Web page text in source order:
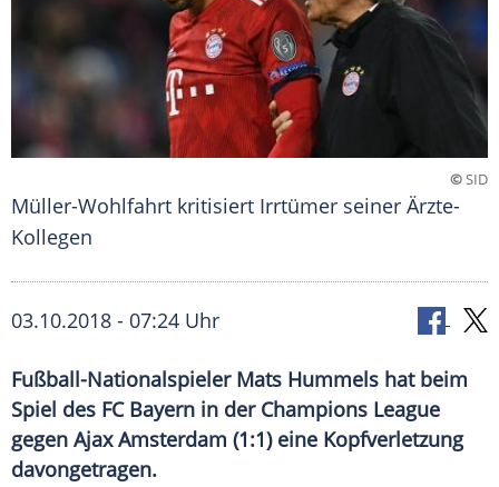
©SID
Müller-Wohlfahrt kritisiert Irrtümer seiner Ärzte-
Kollegen
03.10.2018 - 07:24 Uhr
Fußball-Nationalspieler Mats Hummels hat beim
Spiel des FC Bayern in der Champions League
gegen Ajax Amsterdam (1:1) eine Kopfverletzung
davongetragen.